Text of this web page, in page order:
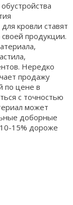
кровли ставят
продукции.
Нередко
продажу
по цене в
с точностью
может
доборные
15% дороже